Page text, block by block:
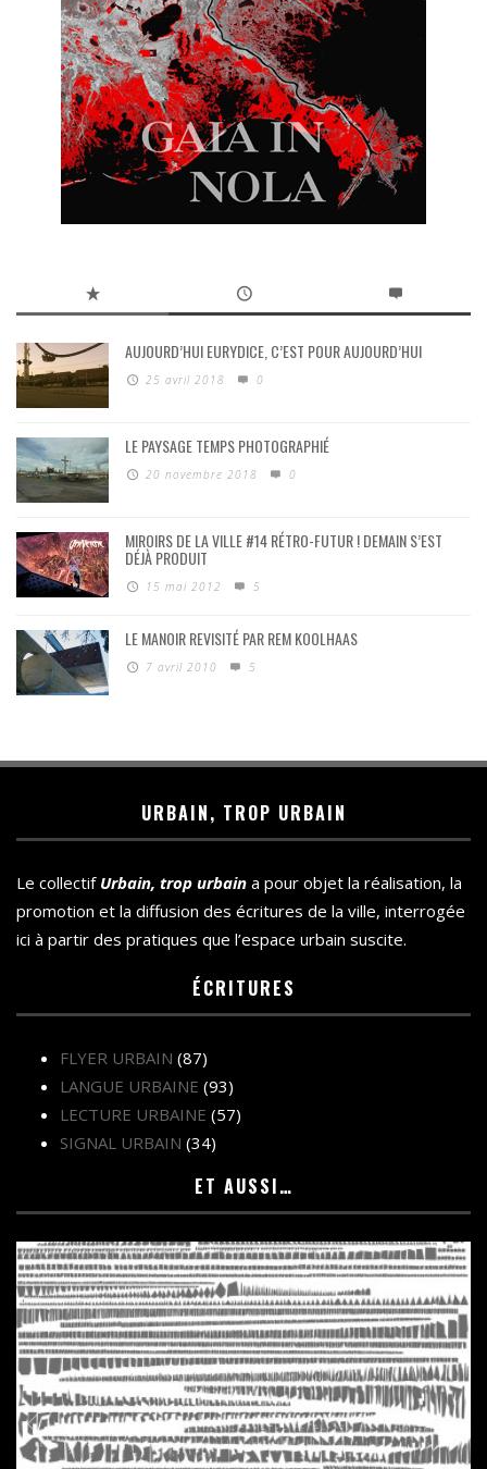
AUJOURD’HUI EURYDICE, C’EST POUR AUJOURD’HUI
25 avril 2018 0
LE PAYSAGE TEMPS PHOTOGRAPHIÉ
20 novembre 2018 0
MIROIRS DE LA VILLE #14 RÉTRO-FUTUR ! DEMAIN S’EST
DÉJÀ PRODUIT
15 mai 2012 5
LE MANOIR REVISITÉ PAR REM KOOLHAAS
7 avril 2010 5
URBAIN, TROP URBAIN
Le collectif Urbain, trop urbain a pour objet la réalisation, la
promotion et la diffusion des écritures de la ville, interrogée
ici à partir des pratiques que l’espace urbain suscite.
ÉCRITURES
FLYER URBAIN (87)
LANGUE URBAINE (93)
LECTURE URBAINE (57)
SIGNAL URBAIN (34)
ET AUSSI…